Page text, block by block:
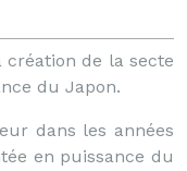
création de la secte
du Japon.
dans les années
en puissance du